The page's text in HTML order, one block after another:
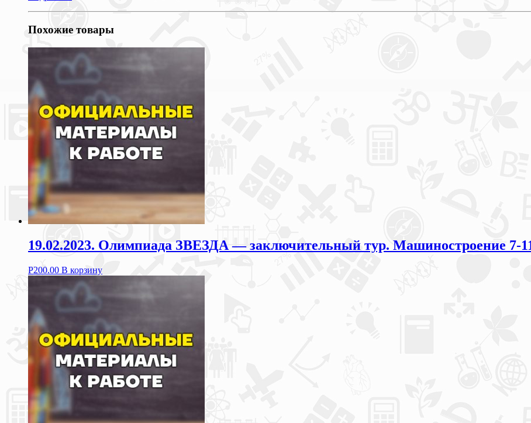
Похожие товары
19.02.2023. Олимпиада ЗВЕЗДА — заключительный тур. Машиностроение 7-
Р200.00 В корзину